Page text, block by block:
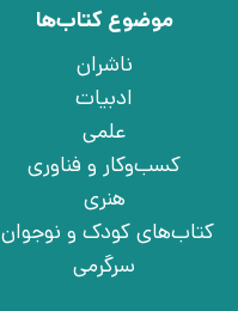
موضوع کتاب‌ها
ناشران
ادبیات
علمی
کسب‌وکار و فناوری
هنری
کتاب‌های کودک و نوجوان
سرگرمی